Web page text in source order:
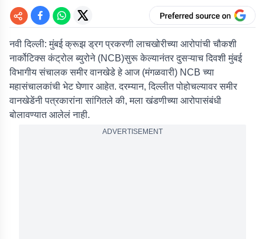
नवी दिल्ली: मुंबई क्रूझ ड्रग प्रकरणी लाचखोरीच्या आरोपांची चौकशी
नार्कोटिक्स कंट्रोल ब्युरोने (NCB)सुरू केल्यानंतर दुसऱ्याच दिवशी मुंबई
विभागीय संचालक समीर वानखेडे हे आज (मंगळवारी) NCB च्या
महासंचालकांची भेट घेणार आहेत. दरम्यान, दिल्लीत पोहोचल्यावर समीर
वानखेडेंनी पत्रकारांना सांगितले की, मला खंडणीच्या आरोपासंबंधी
बोलावण्यात आलेलं नाही.
ADVERTISEMENT